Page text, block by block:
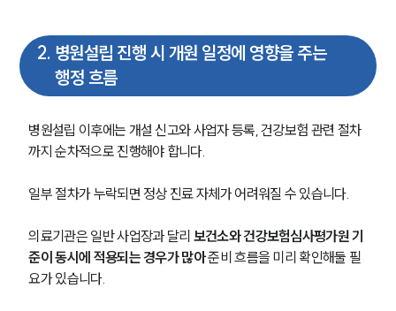
2. 병원설립 진행 시 개원 일정에 영향을 주는
행정 흐름
병원설립 이후에는 개설 신고와 사업자 등록, 건강보험 관련 절차
까지 순차적으로 진행해야 합니다.
일부 절차가 누락되면 정상 진료 자체가 어려워질 수 있습니다.
의료기관은 일반 사업장과 달리 보건소와 건강보험심사평가원 기
준이 동시에 적용되는 경우가 많아 준비 흐름을 미리 확인해둘 필
요가 있습니다.